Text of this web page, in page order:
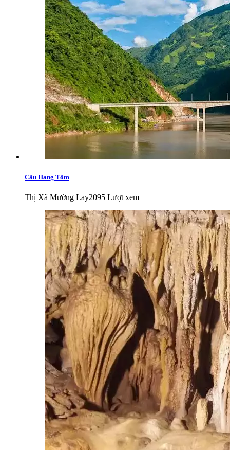
Cầu Hang Tôm
Thị Xã Mường Lay2095 Lượt xem